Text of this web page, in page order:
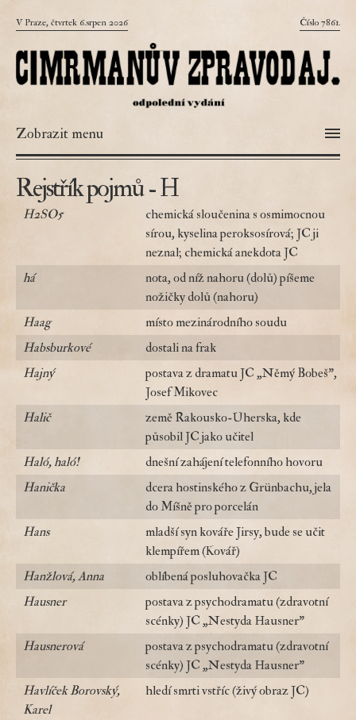
V Praze, čtvrtek 6.srpen 2026 Číslo 7861.
Zobrazit menu
Rejstřík pojmů - H
H2SO5
chemická sloučenina s osmimocnou
sírou, kyselina peroksosírová; JC ji
neznal; chemická anekdota JC
há
nota, od níž nahoru (dolů) píšeme
nožičky dolů (nahoru)
Haag
místo mezinárodního soudu
Habsburkové
dostali na frak
Hajný
postava z dramatu JC „Němý Bobeš",
Josef Mikovec
Halič
země Rakousko-Uherska, kde
působil JC jako učitel
Haló, haló!
dnešní zahájení telefonního hovoru
Hanička
dcera hostinského z Grünbachu, jela
do Míšně pro porcelán
Hans
mladší syn kováře Jirsy, bude se učit
klempířem (Kovář)
Hanžlová, Anna
oblíbená posluhovačka JC
Hausner
postava z psychodramatu (zdravotní
scénky) JC „Nestyda Hausner"
Hausnerová
postava z psychodramatu (zdravotní
scénky) JC „Nestyda Hausner"
Havlíček Borovský,
Karel
hledí smrti vstříc (živý obraz JC)